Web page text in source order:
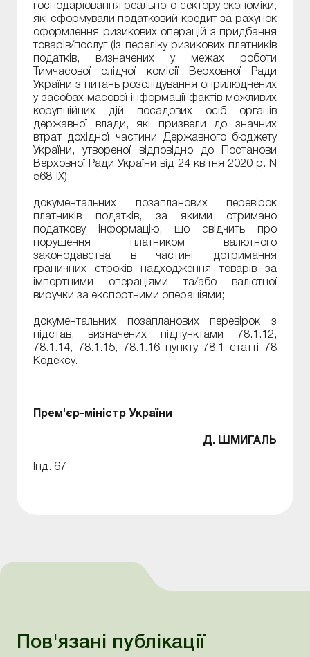
господарювання реального сектору економіки,
які сформували податковий кредит за рахунок
оформлення ризикових операцій з придбання
товарів/послуг (із переліку ризикових платників
податків, визначених у межах роботи
Тимчасової слідчої комісії Верховної Ради
України з питань розслідування оприлюднених
у засобах масової інформації фактів можливих
корупційних дій посадових осіб органів
державної влади, які призвели до значних
втрат дохідної частини Державного бюджету
України, утвореної відповідно до Постанови
Верховної Ради України від 24 квітня 2020 р. N
568-IX);
документальних позапланових перевірок
платників податків, за якими отримано
податкову інформацію, що свідчить про
порушення платником валютного
законодавства в частині дотримання
граничних строків надходження товарів за
імпортними операціями та/або валютної
виручки за експортними операціями;
документальних позапланових перевірок з
підстав, визначених підпунктами 78.1.12,
78.1.14, 78.1.15, 78.1.16 пункту 78.1 статті 78
Кодексу.
Прем'єр-міністр України
Д. ШМИГАЛЬ
Інд. 67
Пов'язані публікації